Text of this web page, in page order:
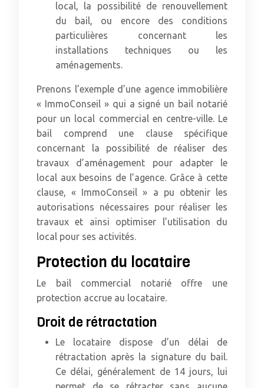
local, la possibilité de renouvellement
du bail, ou encore des conditions
particulières concernant les
installations techniques ou les
aménagements.
Prenons l’exemple d’une agence immobilière
« ImmoConseil » qui a signé un bail notarié
pour un local commercial en centre-ville. Le
bail comprend une clause spécifique
concernant la possibilité de réaliser des
travaux d’aménagement pour adapter le
local aux besoins de l’agence. Grâce à cette
clause, « ImmoConseil » a pu obtenir les
autorisations nécessaires pour réaliser les
travaux et ainsi optimiser l’utilisation du
local pour ses activités.
Protection du locataire
Le bail commercial notarié offre une
protection accrue au locataire.
Droit de rétractation
Le locataire dispose d’un délai de
rétractation après la signature du bail.
Ce délai, généralement de 14 jours, lui